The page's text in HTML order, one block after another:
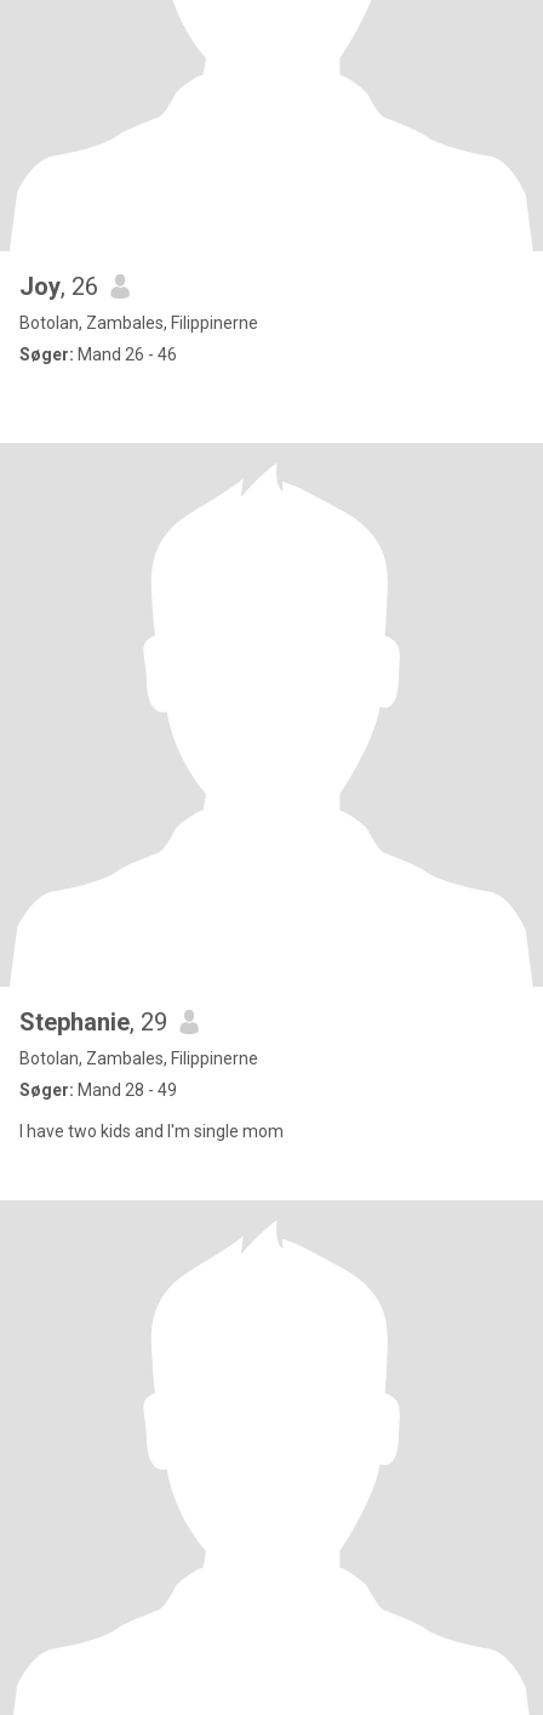
Joy, 26
Botolan, Zambales, Filippinerne
Søger: Mand 26 - 46
Stephanie, 29
Botolan, Zambales, Filippinerne
Søger: Mand 28 - 49
I have two kids and I'm single mom